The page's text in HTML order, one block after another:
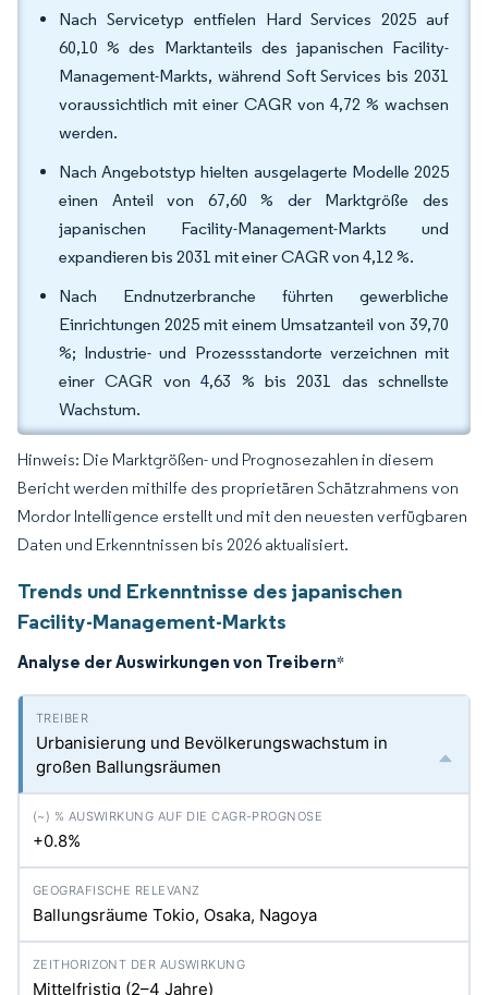
Nach Servicetyp entfielen Hard Services 2025 auf
60,10 % des Marktanteils des japanischen Facility-
Management-Markts, während Soft Services bis 2031
voraussichtlich mit einer CAGR von 4,72 % wachsen
werden.
Nach Angebotstyp hielten ausgelagerte Modelle 2025
einen Anteil von 67,60 % der Marktgröße des
japanischen Facility-Management-Markts und
expandieren bis 2031 mit einer CAGR von 4,12 %.
Nach Endnutzerbranche führten gewerbliche
Einrichtungen 2025 mit einem Umsatzanteil von 39,70
%; Industrie- und Prozessstandorte verzeichnen mit
einer CAGR von 4,63 % bis 2031 das schnellste
Wachstum.
Hinweis: Die Marktgrößen- und Prognosezahlen in diesem
Bericht werden mithilfe des proprietären Schätzrahmens von
Mordor Intelligence erstellt und mit den neuesten verfügbaren
Daten und Erkenntnissen bis 2026 aktualisiert.
Trends und Erkenntnisse des japanischen
Facility-Management-Markts
Analyse der Auswirkungen von Treibern*
Urbanisierung und Bevölkerungswachstum in
großen Ballungsräumen
+0.8%
Ballungsräume Tokio, Osaka, Nagoya
Mittelfristig (2–4 Jahre)